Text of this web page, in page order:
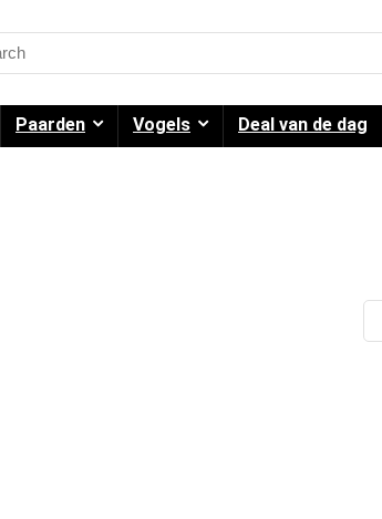
Paarden Vogels Deal van de dag